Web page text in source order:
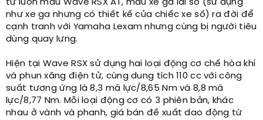
tử luôn mẫu Wave RSX AT, mẫu xe ga lai số (sử dụng
như xe ga nhưng có thiết kế của chiếc xe số) ra đời để
cạnh tranh với Yamaha Lexam nhưng cùng bị người tiêu
dùng quay lưng.
Hiện tại Wave RSX sử dụng hai loại động cơ chế hòa khí
và phun xăng điện tử, cùng dung tích 110 cc với công
suất tương ứng là 8,3 mã lực/8,65 Nm và 8,8 mã
lực/8,77 Nm. Mỗi loại động cơ có 3 phiên bản, khác
nhau ở vành và phanh, giá bán đề xuất dao động từ